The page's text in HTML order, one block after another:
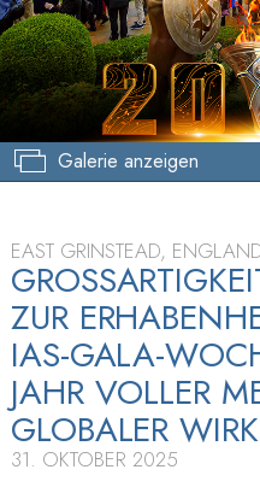
Galerie anzeigen
EAST GRINSTEAD,
ZUR
IAS-GALA-
JAHR VOLLER
GLOBALER
31. OKTOBER 2025